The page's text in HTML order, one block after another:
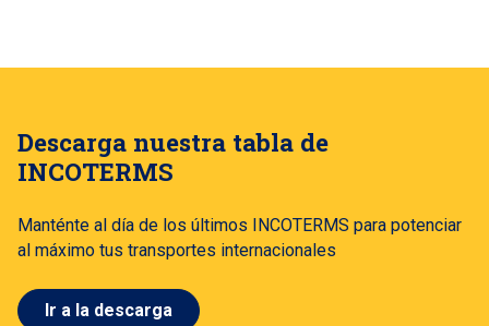
Descarga nuestra tabla de
INCOTERMS
Manténte al día de los últimos INCOTERMS para potenciar
al máximo tus transportes internacionales
Ir a la descarga